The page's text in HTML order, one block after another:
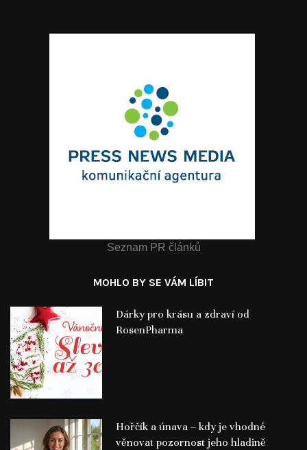
Seznam PR článků
MOHLO BY SE VÁM LÍBIT
Dárky pro krásu a zdraví od
RosenPharma
Hořčík a únava – kdy je vhodné
věnovat pozornost jeho hladině